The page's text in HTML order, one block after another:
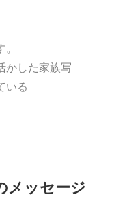
かした家族写
いる
ーズを作ると
過ごす時間の中
メッセージ